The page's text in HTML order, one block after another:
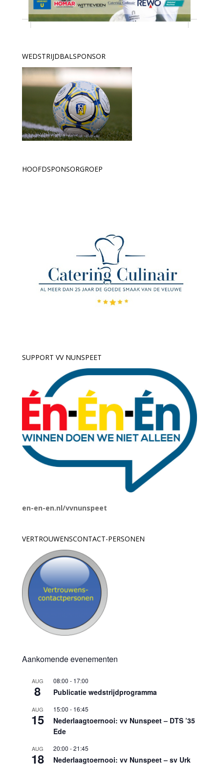
WEDSTRIJDBALSPONSOR
HOOFDSPONSORGROEP
SUPPORT VV NUNSPEET
en-en-en.nl/vvnunspeet
VERTROUWENSCONTACT-PERSONEN
Aankomende evenementen
AUG
8
08:00 - 17:00
Publicatie wedstrijdprogramma
AUG
15
15:00 - 16:45
Nederlaagtoernooi: vv Nunspeet – DTS ’35
Ede
AUG
18
20:00 -21:45
Nederlaagtoernooi: vv Nunspeet – sv Urk